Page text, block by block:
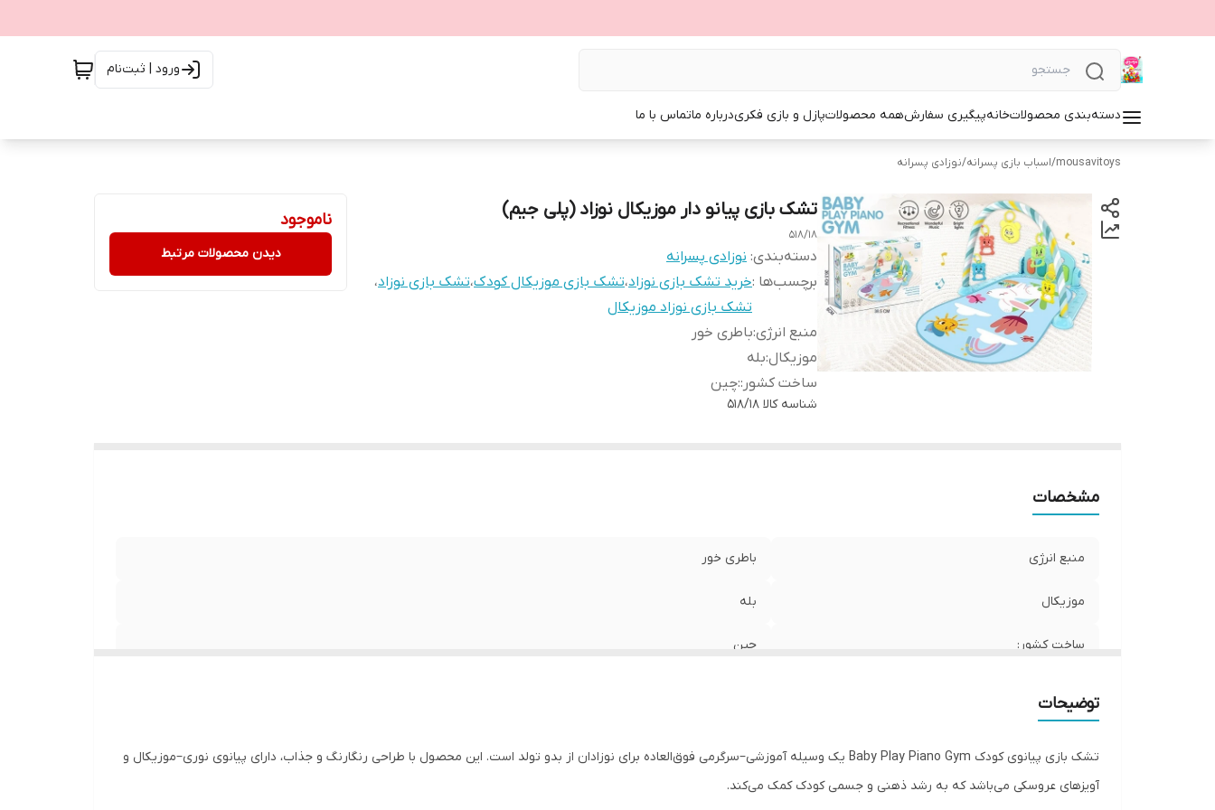
ورود | ثبت‌نام
دسته‌بندی محصولاتخانهپیگیری سفارشهمه محصولاتپازل و بازی فکریدرباره ماتماس با ما
mousavitoys
/اسباب بازی پسرانه/نوزادی پسرانه
تشک بازی پیانو دار موزیکال نوزاد (پلی جیم)
518/18
دسته‌بندی: نوزادی پسرانه
برچسب‌ها :خرید تشک بازی نوزاد،تشک بازی موزیکال کودک،تشک بازی نوزاد،
تشک بازی نوزاد موزیکال
منبع انرژی:باطری خور
موزیکال:بله
ساخت کشور::چین
شناسه کالا 518/18
ناموجود
دیدن محصولات مرتبط
مشخصات
منبع انرژی باطری خور
موزیکال بله
ساخت کشور: چین
توضیحات
تشک بازی پیانوی کودک Baby Play Piano Gym یک وسیله آموزشی–سرگرمی فوق‌العاده برای نوزادان از بدو تولد است. این محصول با طراحی رنگارنگ و جذاب، دارای پیانوی نوری–موزیکال و
آویزهای عروسکی می‌باشد که به رشد ذهنی و جسمی کودک کمک می‌کند.